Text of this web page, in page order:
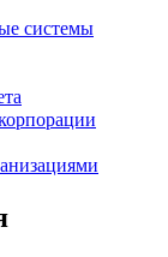
системы